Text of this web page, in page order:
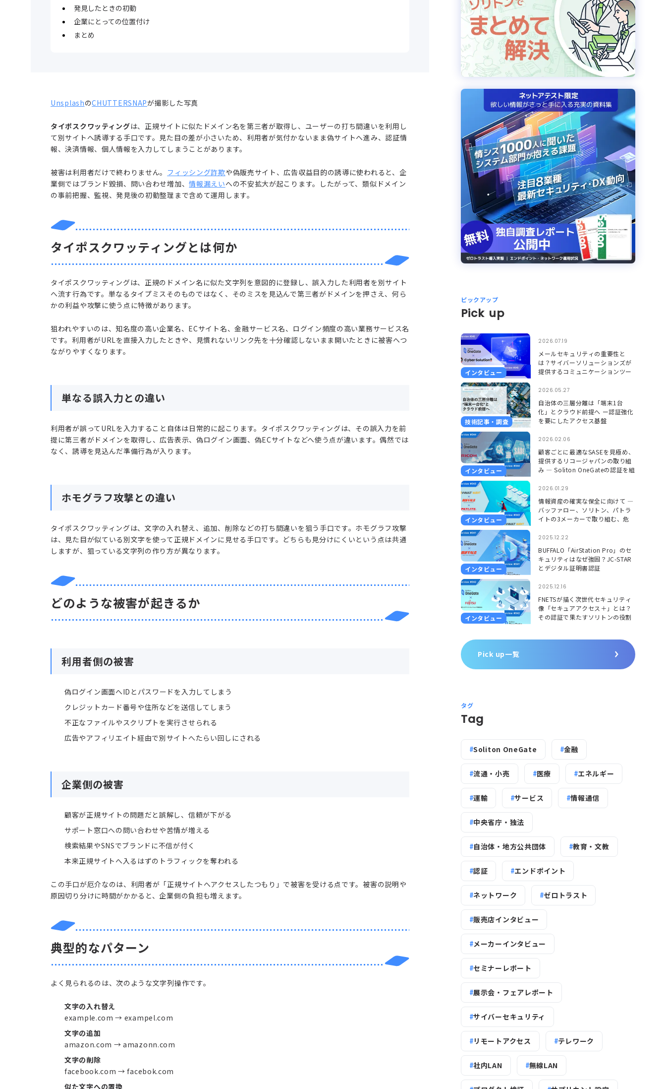
発見したときの初動
企業にとっての位置付け
まとめ
UnsplashのCHUTTERSNAPが撮影した写真
タイポスクワッティングは、正規サイトに似たドメイン名を第三者が取得し、ユーザーの打ち間違いを利用し
て別サイトへ誘導する手口です。見た目の差が小さいため、利用者が気付かないまま偽サイトへ進み、認証情
報、決済情報、個人情報を入力してしまうことがあります。
被害は利用者だけで終わりません。 フィッシング詐欺や偽販売サイト、広告収益目的の誘導に使われると、企
業側ではブランド毀損、問い合わせ増加、情報漏えいへの不安拡大が起こります。したがって、類似ドメイン
の事前把握、監視、発見後の初動整理まで含めて運用します。
タイポスクワッティングとは何か
タイポスクワッティングは、正規のドメイン名に似た文字列を意図的に登録し、誤入力した利用者を別サイト
へ流す行為です。単なるタイプミスそのものではなく、そのミスを見込んで第三者がドメインを押さえ、何ら
かの利益や攻撃に使う点に特徴があります。
狙われやすいのは、知名度の高い企業名、ECサイト名、金融サービス名、ログイン頻度の高い業務サービス名
です。利用者がURLを直接入力したときや、見慣れないリンク先を十分確認しないまま開いたときに被害へつ
ながりやすくなります。
単なる誤入力との違い
利用者が誤ってURLを入力すること自体は日常的に起こります。タイポスクワッティングは、その誤入力を前
提に第三者がドメインを取得し、広告表示、偽ログイン画面、偽ECサイトなどへ使う点が違います。偶然では
なく、誘導を見込んだ準備行為が入ります。
ホモグラフ攻撃との違い
タイポスクワッティングは、文字の入れ替え、追加、削除などの打ち間違いを狙う手口です。ホモグラフ攻撃
は、見た目が似ている別文字を使って正規ドメインに見せる手口です。どちらも見分けにくいという点は共通
しますが、狙っている文字列の作り方が異なります。
どのような被害が起きるか
利用者側の被害
偽ログイン画面へIDとパスワードを入力してしまう
クレジットカード番号や住所などを送信してしまう
不正なファイルやスクリプトを実行させられる
広告やアフィリエイト経由で別サイトへたらい回しにされる
企業側の被害
顧客が正規サイトの問題だと誤解し、信頼が下がる
サポート窓口への問い合わせや苦情が増える
検索結果やSNSでブランドに不信が付く
本来正規サイトへ入るはずのトラフィックを奪われる
この手口が厄介なのは、利用者が「正規サイトへアクセスしたつもり」で被害を受ける点です。被害の説明や
原因切り分けに時間がかかると、企業側の負担も増えます。
典型的なパターン
よく見られるのは、次のような文字列操作です。
文字の入れ替え
example.com → exampel.com
文字の追加
amazon.com → amazonn.com
文字の削除
facebook.com → facebok.com
似た文字への置換
ピックアップ
Pick up
インタビュー
2026.07.19
メールセキュリティの重要性と
は？サイバーソリューションズが
提供するコミュニケーションツー
Soliton OneGate
技術記事・調査
2026.05.27
自治体の三層分離は「端末1台
化」とクラウド前提へ ー認証強化
を要にしたアクセス基盤
インタビュー
2026.02.06
顧客ごとに最適なSASEを見極め、
提供するリコージャパンの取り組
み ― Soliton OneGateの認証を組
境に ―
インタビュー
2026.01.29
情報資産の確実な保全に向けて ―
バッファロー、ソリトン、パトラ
イトの3メーカーで取り組む、危
捉えるソリューション ―
インタビュー
2025.12.22
BUFFALO「AirStation Pro」のセ
キュリティはなぜ強固？JC-STAR
とデジタル証明書認証
インタビュー
2025.12.16
FNETSが描く次世代セキュリティ
像「セキュアアクセス＋」とは？
その認証で果たすソリトンの役割
Pick up一覧
タグ
Tag
Soliton OneGate 金融
流通・小売 医療 エネルギー
運輸 サービス 情報通信
中央省庁・独法
自治体・地方公共団体 教育・文教
認証 エンドポイント
ネットワーク ゼロトラスト
販売店インタビュー
メーカーインタビュー
セミナーレポート
展示会・フェアレポート
サイバーセキュリティ
リモートアクセス テレワーク
社内LAN 無線LAN